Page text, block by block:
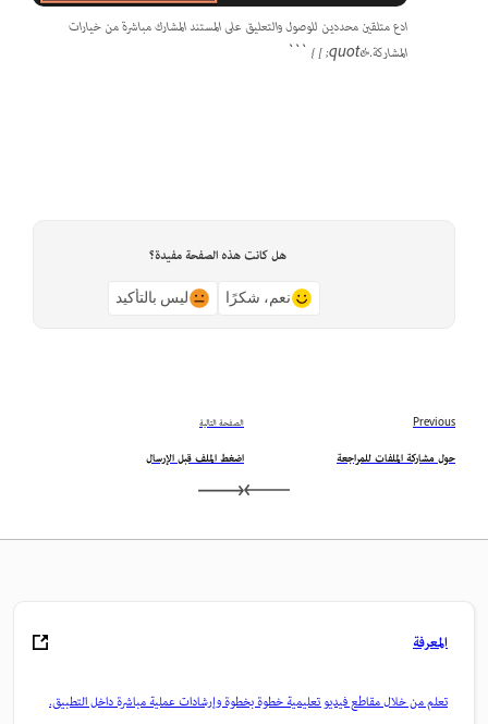
ادع متلقين محددين للوصول والتعليق على المستند المشارك مباشرة من خيارات
المشاركة.&quot; ] } ```
هل كانت هذه الصفحة مفيدة؟
نعم، شكرًا ليس بالتأكيد
Previous
حول مشاركة الملفات للمراجعة
الصفحة التالية
اضغط الملف قبل الإرسال
المعرفة
تعلم من خلال مقاطع فيديو تعليمية خطوة بخطوة وإرشادات عملية مباشرة داخل التطبيق.